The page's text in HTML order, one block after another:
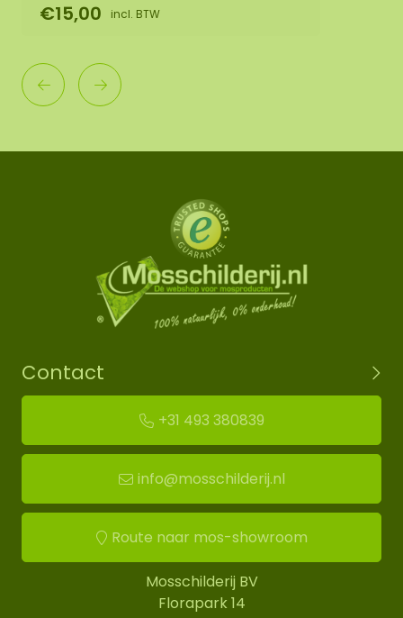
€15,00 incl. BTW
Contact
+31 493 380839
info@mosschilderij.nl
Route naar mos-showroom
Mosschilderij BV
Florapark 14